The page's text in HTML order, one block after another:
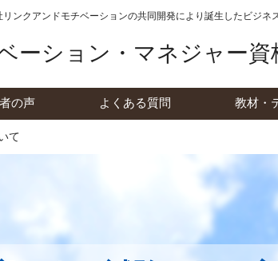
ンクアンドモチベーションの共同開発により誕生したビジネ
ーション・マネジャー資
の声 よくある質問 教材・
て